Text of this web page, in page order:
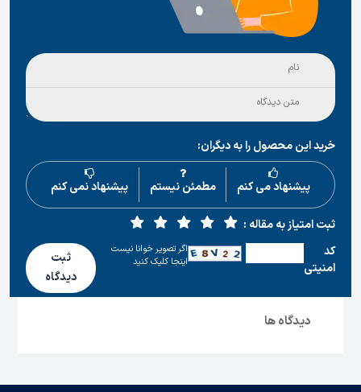
خرید این محصول را به دیگران:
پیشنهاد می کنم مطمئن نیستم پیشنهاد نمی کنم
ثبت امتیاز به مقاله :
كد
امنیتی
اگر تصویر خوانا نیست
اینجا کلیک کنید
ثبت
دیدگاه
دیدگاه ها